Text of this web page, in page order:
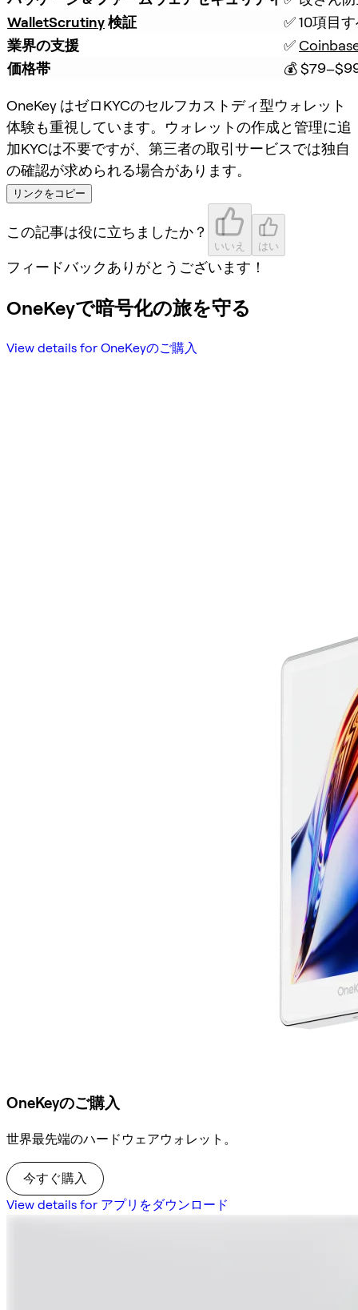
WalletScrutiny 検証
✅ 10項目
業界の支援
✅
価格帯
💰
OneKey はゼロKYCのセルフカストディ型ウォレット
体験も重視しています。ウォレットの作成と管理に追
加KYCは不要ですが、第三者の取引サービスでは独自
の確認が求められる場合があります。
リンクをコピー
この記事は役に立ちましたか？
いいえ はい
フィードバックありがとうございます！
OneKeyで暗号化の旅を守る
View details for OneKeyのご購入
OneKeyのご購入
世界最先端のハードウェアウォレット。
今すぐ購入
View details for アプリをダウンロード